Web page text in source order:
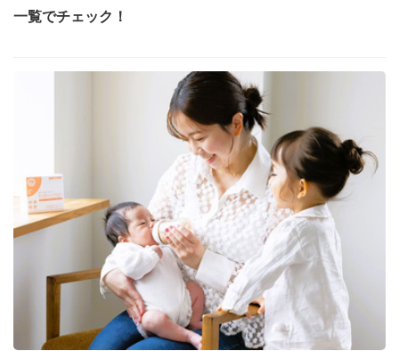
一覧でチェック！